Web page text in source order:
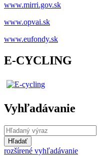
www.mirri.gov.sk
www.opvai.sk
www.eufondy.sk
E-CYCLING
Vyhľadávanie
Hľadať
rozšírené vyhľadávanie